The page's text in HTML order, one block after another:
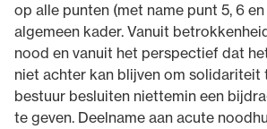
op alle punten (met name punt 5, 6 en
algemeen kader. Vanuit
nood en vanuit het perspectief dat
niet achter kan blijven om solidariteit
bestuur besluiten niettemin een
te geven. Deelname aan acute